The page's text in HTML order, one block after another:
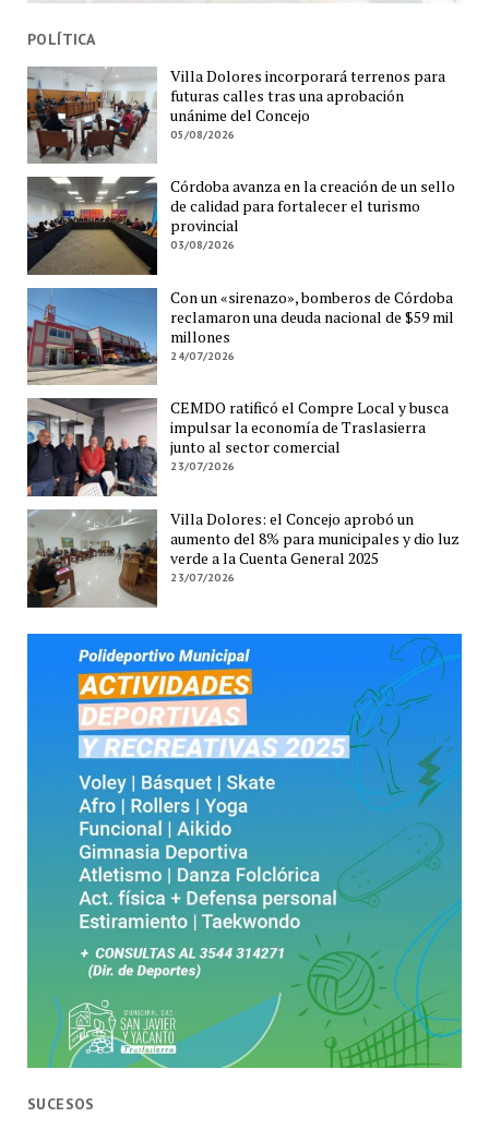
POLÍTICA
Villa Dolores incorporará terrenos para
futuras calles tras una aprobación
unánime del Concejo
05/08/2026
Córdoba avanza en la creación de un sello
de calidad para fortalecer el turismo
provincial
03/08/2026
Con un «sirenazo», bomberos de Córdoba
reclamaron una deuda nacional de $59 mil
millones
24/07/2026
CEMDO ratificó el Compre Local y busca
impulsar la economía de Traslasierra
junto al sector comercial
23/07/2026
Villa Dolores: el Concejo aprobó un
aumento del 8% para municipales y dio luz
verde a la Cuenta General 2025
23/07/2026
SUCESOS